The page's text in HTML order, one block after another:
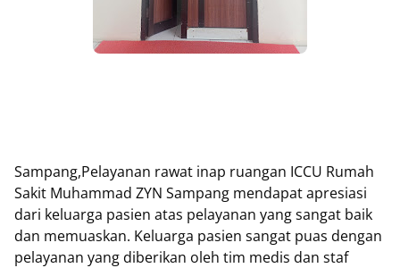
Sampang,Pelayanan rawat inap ruangan ICCU Rumah
Sakit Muhammad ZYN Sampang mendapat apresiasi
dari keluarga pasien atas pelayanan yang sangat baik
dan memuaskan. Keluarga pasien sangat puas dengan
pelayanan yang diberikan oleh tim medis dan staf